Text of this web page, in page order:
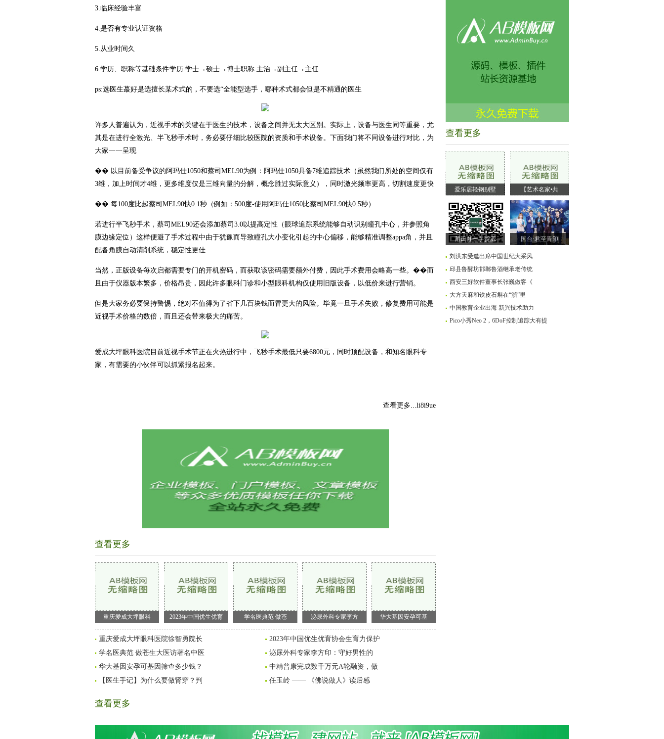
3.临床经验丰富
4.是否有专业认证资格
5.从业时间久
6.学历、职称等基础条件学历:学士→硕士→博士职称:主治→副主任→主任
ps:选医生蕞好是选擅长某术式的，不要选“全能型选手，哪种术式都会但是不精通的医生
许多人普遍认为，近视手术的关键在于医生的技术，设备之间并无太大区别。实际上，设备与医生同等重要，尤
其是在进行全激光、半飞秒手术时，务必要仔细比较医院的资质和手术设备。下面我们将不同设备进行对比，为
大家一一呈现️
�� 以目前备受争议的阿玛仕1050和蔡司MEL90为例：阿玛仕1050具备7维追踪技术（虽然我们所处的空间仅有
3维，加上时间才4维，更多维度仅是三维向量的分解，概念胜过实际意义），同时激光频率更高，切割速度更快
�� 每100度比起蔡司MEL90快0.1秒（例如：500度-使用阿玛仕1050比蔡司MEL90快0.5秒）
若进行半飞秒手术，蔡司MEL90还会添加蔡司3.0以提高定性（眼球追踪系统能够自动识别瞳孔中心，并参照角
膜边缘定位）这样便避了手术过程中由于犹豫而导致瞳孔大小变化引起的中心偏移，能够精准调整appa角，并且
配备角膜自动清削系统，稳定性更佳
当然，正版设备每次启都需要专门的开机密码，而获取该密码需要额外付费，因此手术费用会略高一些。��而
且由于仪器版本繁多，价格昂贵，因此许多眼科门诊和小型眼科机构仅使用旧版设备，以低价来进行营销。
但是大家务必要保持警惕，绝对不值得为了省下几百块钱而冒更大的风险。毕竟一旦手术失败，修复费用可能是
近视手术价格的数倍，而且还会带来极大的痛苦。
爱成大坪眼科医院目前近视手术节正在火热进行中，飞秒手术最低只要6800元，同时顶配设备，和知名眼科专
家，有需要的小伙伴可以抓紧报名起来。
查看更多...li8i9ue
查看更多
重庆爱成大坪眼科 2023年中国优生优育 学名医典范 做苍 泌尿外科专家李方 华大基因安孕可基
重庆爱成大坪眼科医院徐智勇院长
2023年中国优生优育协会生育力保护
学名医典范 做苍生大医访著名中医
泌尿外科专家李方印：守好男性的
华大基因安孕可基因筛查多少钱？
中精普康完成数千万元A轮融资，做
【医生手记】为什么要做肾穿？判
任玉岭 —— 《佛说做人》读后感
查看更多
查看更多
爱乐居轻钢别墅 【艺术名家•共
莆田鞋一手货源 国台·君至青印
刘洪东受邀出席中国世纪大采风
邱县鲁酵坊邯郸鲁酒继承老传统
西安三好软件董事长张巍做客《
大方天麻和铁皮石斛在“浙”里
中国教育企业出海 新兴技术助力
Pico小秀Neo 2，6DoF控制追踪大有提